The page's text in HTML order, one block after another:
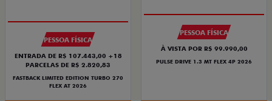
PESSOA FÍSICA
ENTRADA DE R$ 107.443,00 +18
PARCELAS DE R$ 2.820,83
FASTBACK LIMITED EDITION TURBO 270
FLEX AT 2026
PESSOA FÍSICA
À VISTA POR R$ 99.990,00
PULSE DRIVE 1.3 MT FLEX 4P 2026